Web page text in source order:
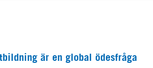
är en global ödesfråga